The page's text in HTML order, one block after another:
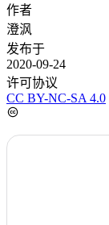
作者
澄沨
发布于
2020-09-24
许可协议
CC BY-NC-SA 4.0